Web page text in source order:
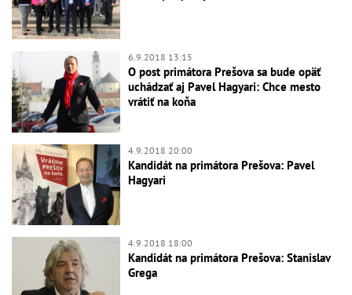
6.9.2018 13:15
O post primátora Prešova sa bude opäť
uchádzať aj Pavel Hagyari: Chce mesto
vrátiť na koňa
4.9.2018 20:00
Kandidát na primátora Prešova: Pavel
Hagyari
4.9.2018 18:00
Kandidát na primátora Prešova: Stanislav
Grega